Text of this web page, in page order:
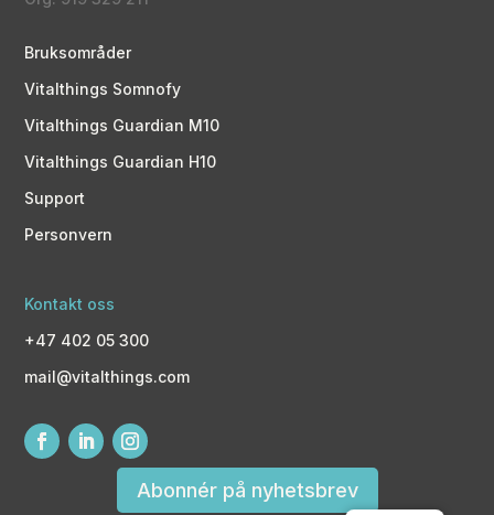
Bruksområder
Vitalthings Somnofy
Vitalthings Guardian M10
Vitalthings Guardian H10
Support
Personvern
Kontakt oss
+47 402 05 300
mail@vitalthings.com
Abonnér på nyhetsbrev